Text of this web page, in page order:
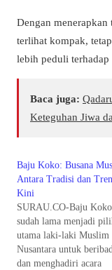
Dengan
terlihat kompak,
lebih peduli terhadap
Baca juga:
Keteguhan Jiwa
Baju Koko: Busana
Antara Tradisi dan
Kini
SURAU.CO-Baju Koko
sudah lama menjadi
utama laki-laki Muslim
Nusantara untuk
dan menghadiri acara